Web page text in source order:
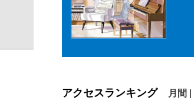
アクセスランキング 月間